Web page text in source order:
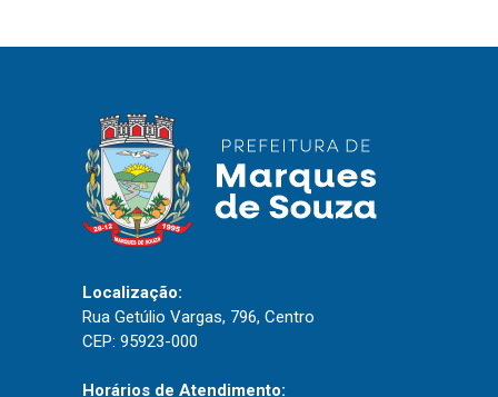
Ouvidoria
Portal do Cidadão
Portal do Servidor
Publicações
Diário Oficial (Novo)
Localização:
Rua Getúlio Vargas, 796, Centro
CEP: 95923-000
Horários de Atendimento: